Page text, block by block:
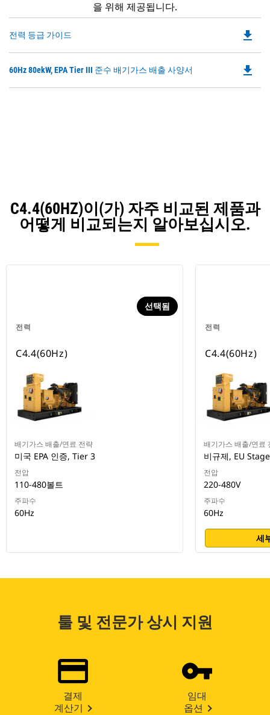
을 위해 제공됩니다.
전력 등급 가이드
a
file_download
60Hz 80ekW, EPA Tier III 준수 배기가스 배출 사양서 file_download
C4.4(60HZ)이(가) 자주 비교된 제품과
어떻게 비교되는지 알아보십시오.
전력
선택됨
C4.4(60Hz)
배기가스 배출/연료 전략
미국 EPA 인증, Tier 3
전압
110-480볼트
주파수
60Hz
전력
C4.4(60Hz)
배기가스 배출/연료
비규제, EU
전압
220-480V
주파수
60Hz
세
툴 및 전문가 상시 지원
결제
계산기
임대
옵션